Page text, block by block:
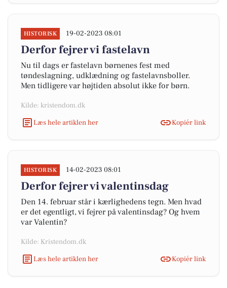
HISTORISK 19-02-2023 08:01
Derfor fejrer vi fastelavn
Nu til dags er fastelavn børnenes fest med
tøndeslagning, udklædning og fastelavnsboller.
Men tidligere var højtiden absolut ikke for børn.
Kilde: kristendom.dk
Læs hele artiklen her
Kopiér link
HISTORISK 14-02-2023 08:01
Derfor fejrer vi valentinsdag
Den 14. februar står i kærlighedens tegn. Men hvad
er det egentligt, vi fejrer på valentinsdag? Og hvem
var Valentin?
Kilde: Kristendom.dk
Læs hele artiklen her
Kopiér link